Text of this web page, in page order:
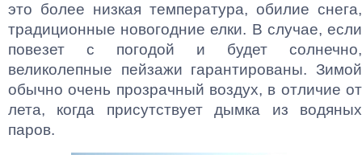
это более низкая температура, обилие снега,
традиционные новогодние елки. В случае, если
повезет с погодой и будет солнечно,
великолепные пейзажи гарантированы. Зимой
обычно очень прозрачный воздух, в отличие от
лета, когда присутствует дымка из водяных
паров.